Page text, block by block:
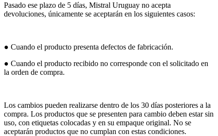
Pasado ese plazo de 5 días, Mistral Uruguay no acepta
devoluciones, únicamente se aceptarán en los siguientes casos:
● Cuando el producto presenta defectos de fabricación.
● Cuando el producto recibido no corresponde con el solicitado en
la orden de compra.
Los cambios pueden realizarse dentro de los 30 días posteriores a la
compra. Los productos que se presenten para cambio deben estar sin
uso, con etiquetas colocadas y en su empaque original. No se
aceptarán productos que no cumplan con estas condiciones.